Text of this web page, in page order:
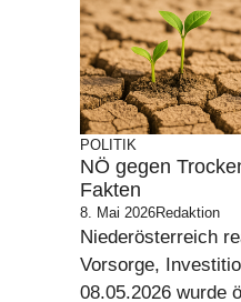
POLITIK
NÖ gegen
Fakten
8. Mai 2026Redaktion
Niederösterreich
Vorsorge,
08.05.2026 wurde